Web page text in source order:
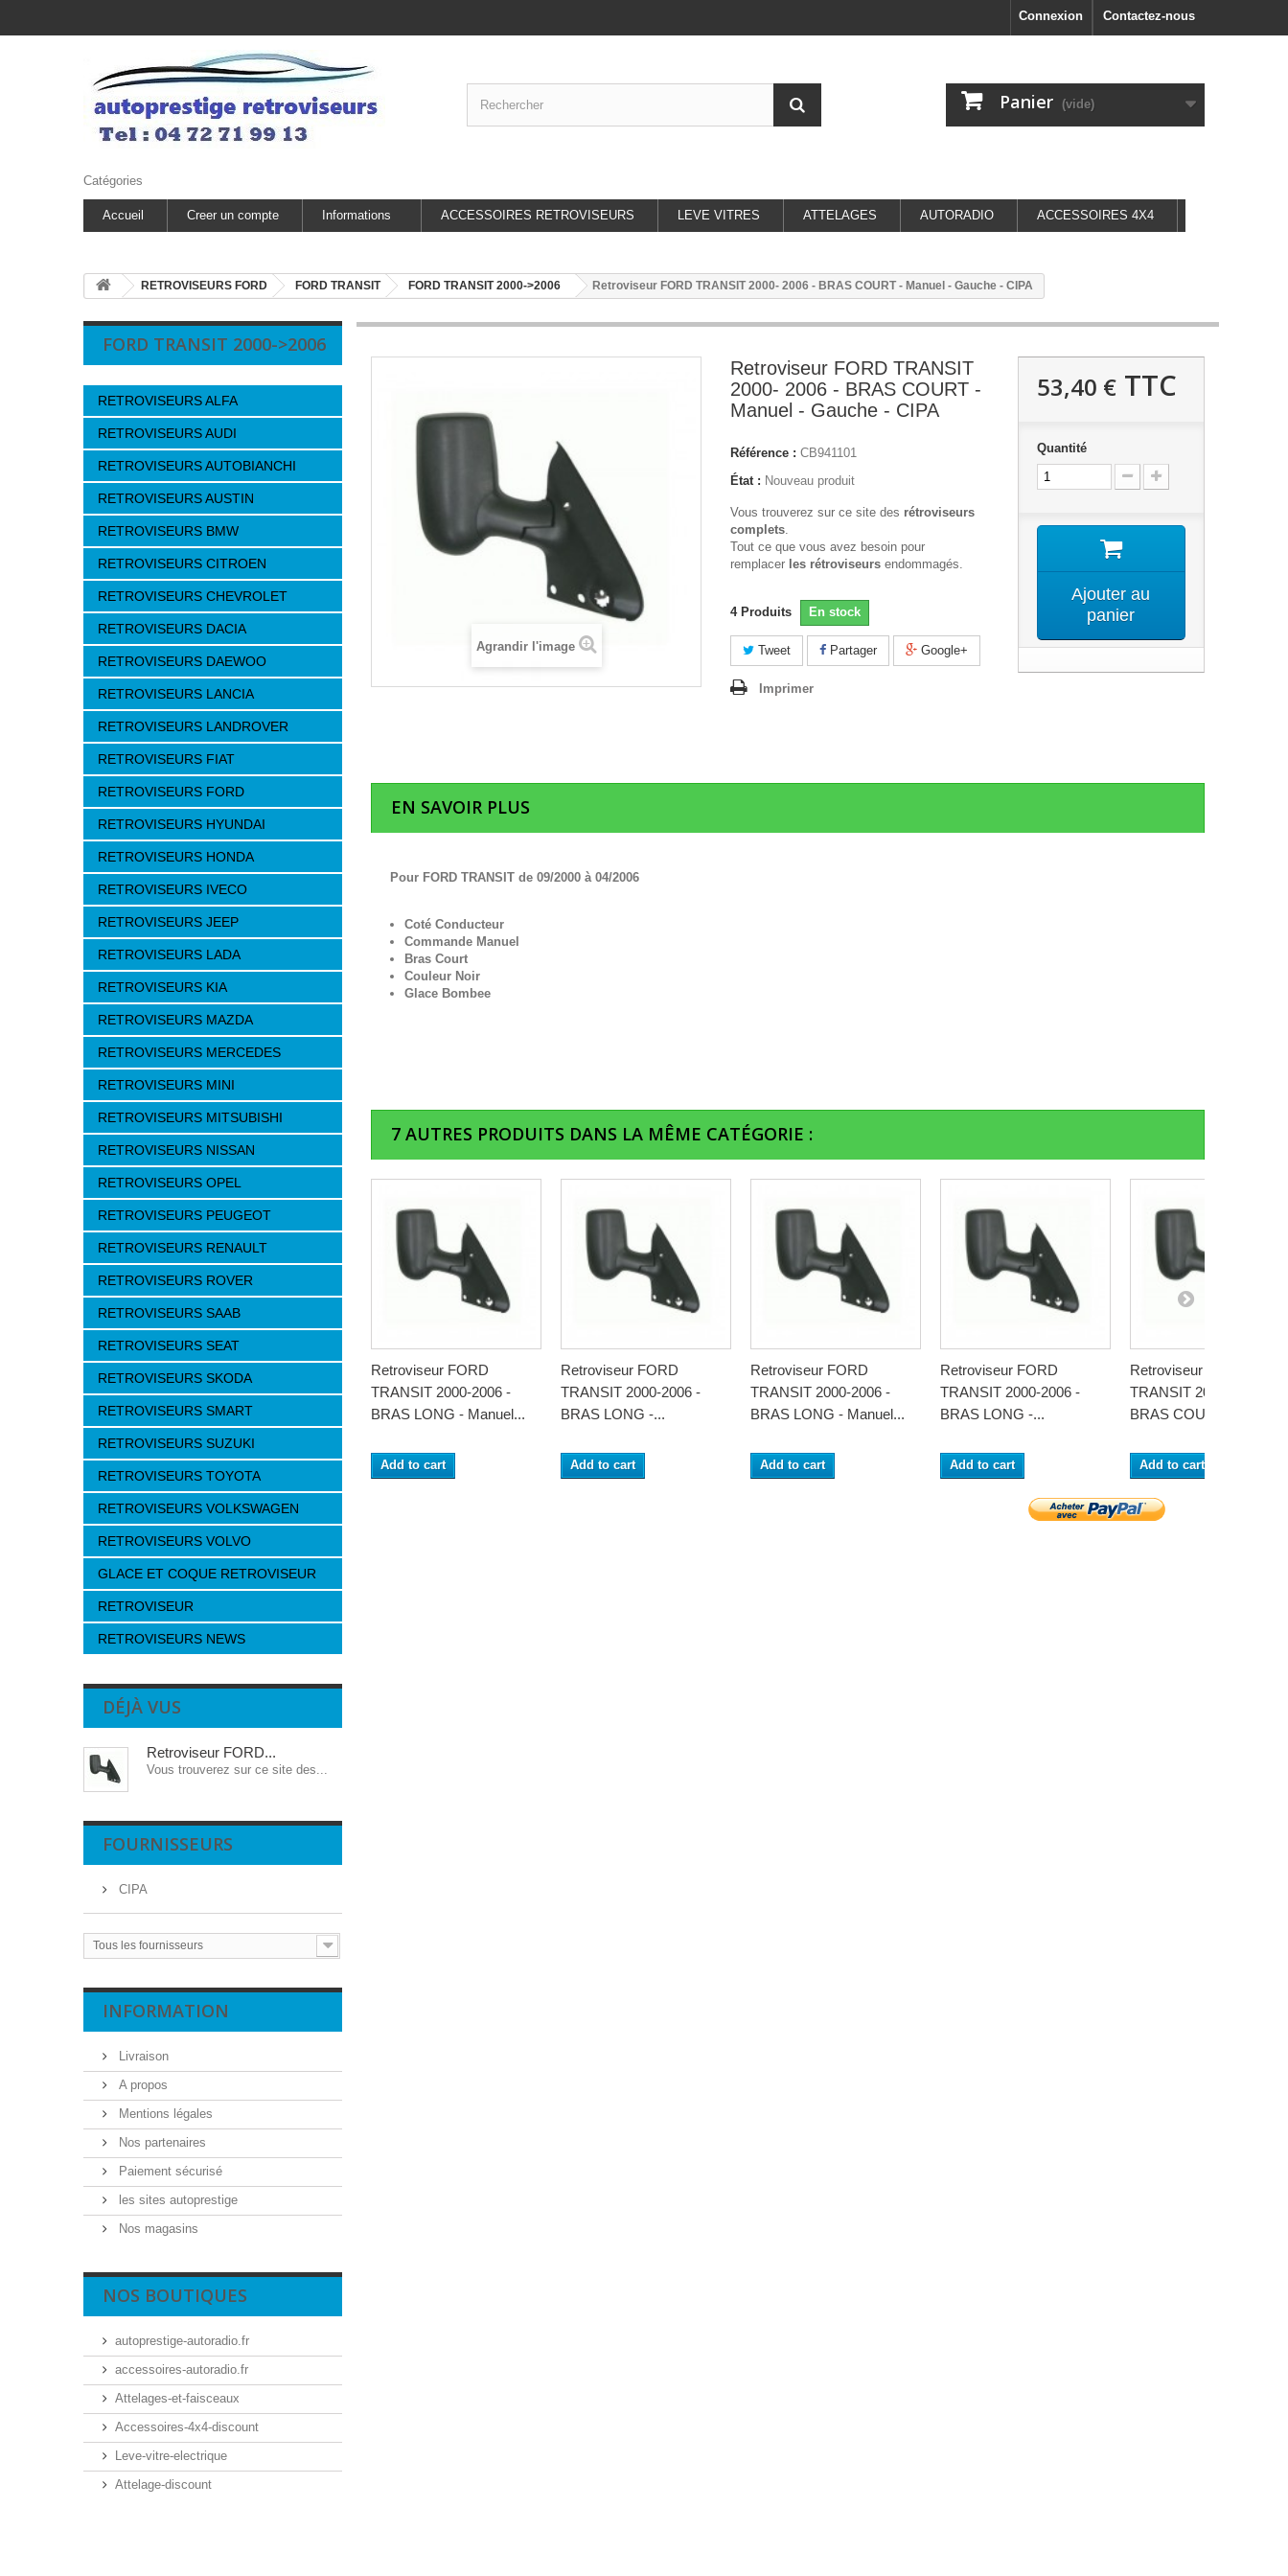
Contactez-nous
Connexion
Panier (vide)
Catégories
Accueil Creer un compte Informations ACCESSOIRES RETROVISEURS LEVE VITRES ATTELAGES AUTORADIO ACCESSOIRES 4X4
RETROVISEURS FORD FORD TRANSIT FORD TRANSIT 2000->2006 Retroviseur FORD TRANSIT 2000- 2006 - BRAS COURT - Manuel - Gauche - CIPA
FORD TRANSIT 2000->2006
RETROVISEURS ALFA
RETROVISEURS AUDI
RETROVISEURS AUTOBIANCHI
RETROVISEURS AUSTIN
RETROVISEURS BMW
RETROVISEURS CITROEN
RETROVISEURS CHEVROLET
RETROVISEURS DACIA
RETROVISEURS DAEWOO
RETROVISEURS LANCIA
RETROVISEURS LANDROVER
RETROVISEURS FIAT
RETROVISEURS FORD
RETROVISEURS HYUNDAI
RETROVISEURS HONDA
RETROVISEURS IVECO
RETROVISEURS JEEP
RETROVISEURS LADA
RETROVISEURS KIA
RETROVISEURS MAZDA
RETROVISEURS MERCEDES
RETROVISEURS MINI
RETROVISEURS MITSUBISHI
RETROVISEURS NISSAN
RETROVISEURS OPEL
RETROVISEURS PEUGEOT
RETROVISEURS RENAULT
RETROVISEURS ROVER
RETROVISEURS SAAB
RETROVISEURS SEAT
RETROVISEURS SKODA
RETROVISEURS SMART
RETROVISEURS SUZUKI
RETROVISEURS TOYOTA
RETROVISEURS VOLKSWAGEN
RETROVISEURS VOLVO
GLACE ET COQUE RETROVISEUR
RETROVISEUR
RETROVISEURS NEWS
DÉJÀ VUS
Retroviseur FORD...
Vous trouverez sur ce site des...
FOURNISSEURS
CIPA
Tous les fournisseurs
INFORMATION
Livraison
A propos
Mentions légales
Nos partenaires
Paiement sécurisé
les sites autoprestige
Nos magasins
NOS BOUTIQUES
autoprestige-autoradio.fr
accessoires-autoradio.fr
Attelages-et-faisceaux
Accessoires-4x4-discount
Leve-vitre-electrique
Attelage-discount
Agrandir l'image
Retroviseur FORD TRANSIT
2000- 2006 - BRAS COURT -
Manuel - Gauche - CIPA
Référence : CB941101
État : Nouveau produit
Vous trouverez sur ce site des rétroviseurs
complets.
Tout ce que vous avez besoin pour
remplacer les rétroviseurs endommagés.
4 Produits En stock
Tweet Partager Google+
Imprimer
53,40 €TTC
Quantité
Ajouter au
panier
EN SAVOIR PLUS
Pour FORD TRANSIT de 09/2000 à 04/2006
Coté Conducteur
Commande Manuel
Bras Court
Couleur Noir
Glace Bombee
7 AUTRES PRODUITS DANS LA MÊME CATÉGORIE :
Retroviseur FORD
TRANSIT 2000-2006 -
BRAS LONG - Manuel...
Add to cart
Retroviseur FORD
TRANSIT 2000-2006 -
BRAS LONG -...
Add to cart
Retroviseur FORD
TRANSIT 2000-2006 -
BRAS LONG - Manuel...
Add to cart
Retroviseur FORD
TRANSIT 2000-2006 -
BRAS LONG -...
Add to cart
Retroviseur FORD
TRANSIT 2000-2006 -
BRAS COURT -...
Add to cart